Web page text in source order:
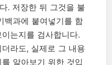
. 저장한 뒤 그것을 불
백과에 붙여넣기를 함
는지를 검사합니다.
라도, 실제로 그 내용
알아보기 위한 것입